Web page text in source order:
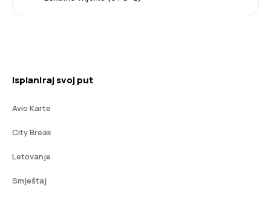
Isplaniraj svoj put
Avio Karte
City Break
Letovanje
Smještaj